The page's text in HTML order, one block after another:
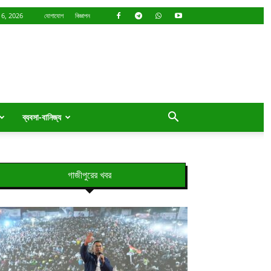
2026 যোগাযোগ বিজ্ঞাপন
ব্যবসা-বানিজ্য
গাজীপুরের খবর